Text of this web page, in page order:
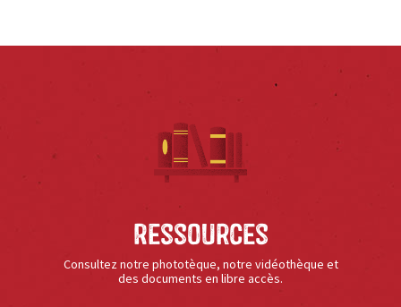
Ressources
Consultez notre phototèque, notre vidéothèque et
des documents en libre accès.